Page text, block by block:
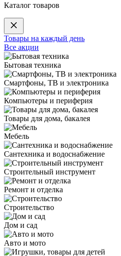
Каталог товаров
Товары на каждый день
Все акции
Бытовая техника
Смартфоны, ТВ и электроника
Компьютеры и периферия
Товары для дома, бакалея
Мебель
Сантехника и водоснабжение
Строительный инструмент
Ремонт и отделка
Строительство
Дом и сад
Авто и мото